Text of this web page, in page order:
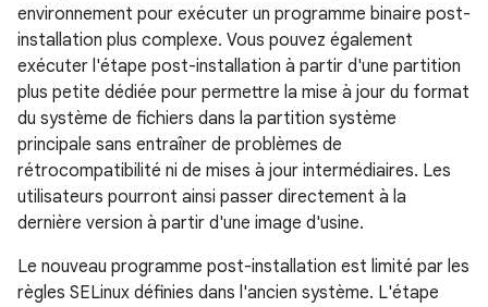
environnement pour exécuter un programme binaire post-
installation plus complexe. Vous pouvez également
exécuter l'étape post-installation à partir d'une partition
plus petite dédiée pour permettre la mise à jour du format
du système de fichiers dans la partition système
principale sans entraîner de problèmes de
rétrocompatibilité ni de mises à jour intermédiaires. Les
utilisateurs pourront ainsi passer directement à la
dernière version à partir d'une image d'usine.
Le nouveau programme post-installation est limité par les
règles SELinux définies dans l'ancien système. L'étape